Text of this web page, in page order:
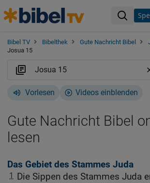
Bibel TV Bibelthek Gute Nachricht Bibel
Josua 15
Vorlesen Videos einblenden
Gute Nachricht Bibel
lesen
Das Gebiet des Stammes Juda
1
Die Sippen des Stammes Juda